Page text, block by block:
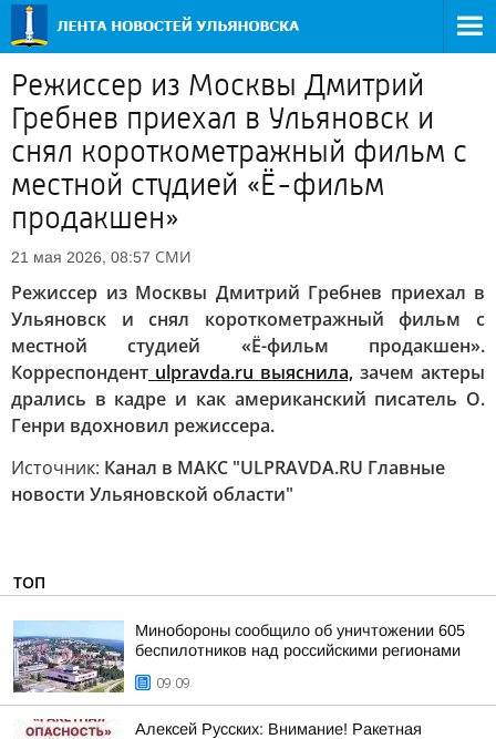
Режиссер из Москвы Дмитрий
Гребнев приехал в Ульяновск и
снял короткометражный фильм с
местной студией «Ё-фильм
продакшен»
21 мая 2026, 08:57 СМИ
Режиссер из Москвы Дмитрий Гребнев приехал в
Ульяновск и снял короткометражный фильм с
местной студией «Ё-фильм продакшен».
Корреспондент ulpravda.ru выяснила, зачем актеры
дрались в кадре и как американский писатель О.
Генри вдохновил режиссера.
Источник: Канал в МАКС "ULPRAVDA.RU Главные
новости Ульяновской области"
ТОП
Минобороны сообщило об уничтожении 605
беспилотников над российскими регионами
09:09
Алексей Русских: Внимание! Ракетная